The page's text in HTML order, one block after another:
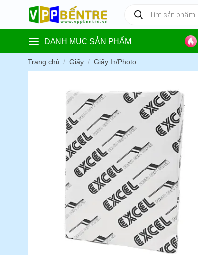
content
kiếm
phẩm
DANH MỤC SẢN PHẨM
Trang chủ / Giấy / Giấy In/Photo